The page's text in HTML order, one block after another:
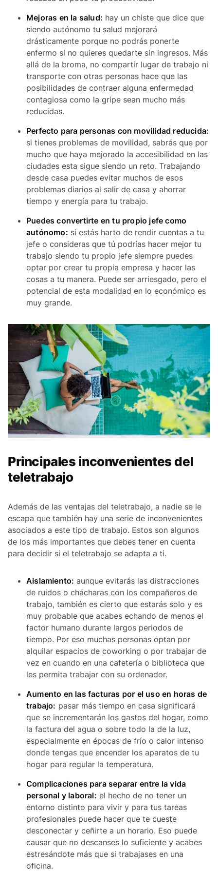
Mejoras en la salud: hay un chiste que dice que
siendo autónomo tu salud mejorará
drásticamente porque no podrás ponerte
enfermo si no quieres quedarte sin ingresos. Más
allá de la broma, no compartir lugar de trabajo ni
transporte con otras personas hace que las
posibilidades de contraer alguna enfermedad
contagiosa como la gripe sean mucho más
reducidas.
Perfecto para personas con movilidad reducida:
si tienes problemas de movilidad, sabrás que por
mucho que haya mejorado la accesibilidad en las
ciudades esta sigue siendo un reto. Trabajando
desde casa puedes evitar muchos de esos
problemas diarios al salir de casa y ahorrar
tiempo y energía para tu trabajo.
Puedes convertirte en tu propio jefe como
autónomo: si estás harto de rendir cuentas a tu
jefe o consideras que tú podrías hacer mejor tu
trabajo siendo tu propio jefe siempre puedes
optar por crear tu propia empresa y hacer las
cosas a tu manera. Puede ser arriesgado, pero el
potencial de esta modalidad en lo económico es
muy grande.
Principales inconvenientes del
teletrabajo
Además de las ventajas del teletrabajo, a nadie se le
escapa que también hay una serie de inconvenientes
asociados a este tipo de trabajo. Estos son algunos
de los más importantes que debes tener en cuenta
para decidir si el teletrabajo se adapta a ti.
Aislamiento: aunque evitarás las distracciones
de ruidos o chácharas con los compañeros de
trabajo, también es cierto que estarás solo y es
muy probable que acabes echando de menos el
factor humano durante largos periodos de
tiempo. Por eso muchas personas optan por
alquilar espacios de coworking o por trabajar de
vez en cuando en una cafetería o biblioteca que
les permita trabajar con su ordenador.
Aumento en las facturas por el uso en horas de
trabajo: pasar más tiempo en casa significará
que se incrementarán los gastos del hogar, como
la factura del agua o sobre todo la de la luz,
especialmente en épocas de frío o calor intenso
donde tengas que encender los aparatos de tu
hogar para regular la temperatura.
Complicaciones para separar entre la vida
personal y laboral: el hecho de no tener un
entorno distinto para vivir y para tus tareas
profesionales puede hacer que te cueste
desconectar y ceñirte a un horario. Eso puede
causar que no descanses lo suficiente y acabes
estresándote más que si trabajases en una
oficina.